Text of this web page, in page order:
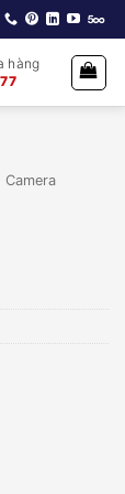
hàng
Camera